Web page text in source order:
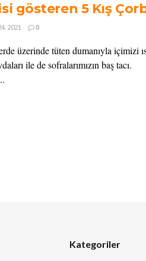
5 Kış
2021 0
üzerinde tüten dumanıyla içimizi
ile de sofralarımızın baş tacı.
Kategoriler